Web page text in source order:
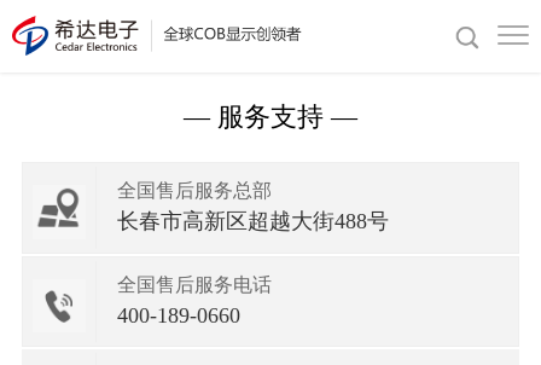
— 服务支持 —
全国售后服务总部
长春市高新区超越大街488号
全国售后服务电话
400-189-0660